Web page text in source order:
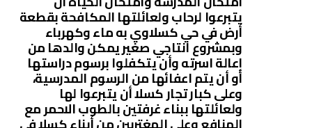
يتبرعوا لرحاب ولعائلتها المكافحة بقطعة
أرض في حي كسلاوي به ماء وكهرباء
وبمشروع انتاجي صغير يمكن والدها من
إعالة اسرته وأن يتكفلوا برسوم دراستها
أو أن يتم اعفائها من الرسوم المدرسية،
وعلى كبار تجار كسلا أن يتبرعوا لها
ولعائلتها ببناء غرفتين بالطوب الاحمر مع